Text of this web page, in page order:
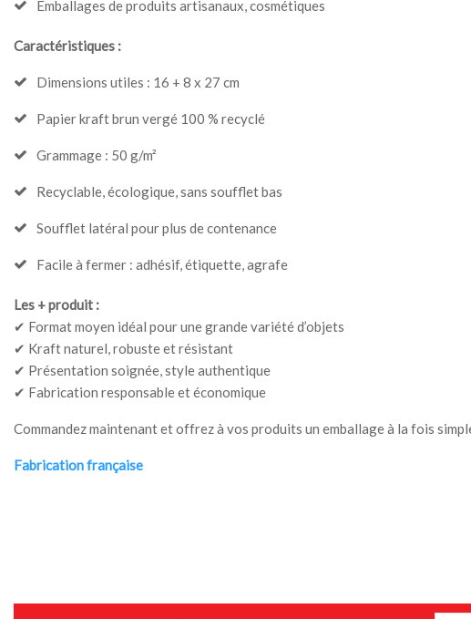
Emballages de produits artisanaux, cosmétiques
Caractéristiques :
Dimensions utiles : 16 + 8 x 27 cm
Papier kraft brun vergé 100 % recyclé
Grammage : 50 g/m²
Recyclable, écologique, sans soufflet bas
Soufflet latéral pour plus de contenance
Facile à fermer : adhésif, étiquette, agrafe
Les + produit :
✔ Format moyen idéal pour une grande variété d’objets
✔ Kraft naturel, robuste et résistant
✔ Présentation soignée, style authentique
✔ Fabrication responsable et économique
Commandez maintenant et offrez à vos produits un emballage à la fois
Fabrication française